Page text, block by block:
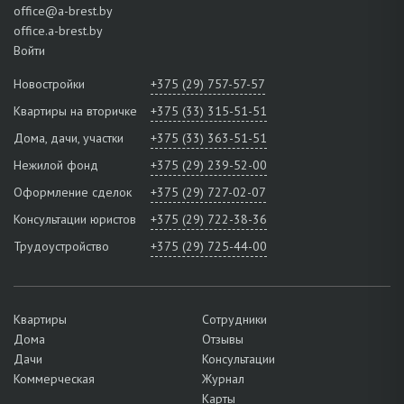
office@a-brest.by
office.a-brest.by
Войти
Новостройки
+375 (29) 757-57-57
Квартиры на вторичке
+375 (33) 315-51-51
Дома, дачи, участки
+375 (33) 363-51-51
Нежилой фонд
+375 (29) 239-52-00
Оформление сделок
+375 (29) 727-02-07
Консультации юристов
+375 (29) 722-38-36
Трудоустройство
+375 (29) 725-44-00
Квартиры
Дома
Дачи
Коммерческая
Сотрудники
Отзывы
Консультации
Журнал
Карты